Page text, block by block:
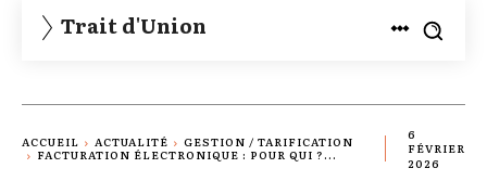
Trait d'Union
ACCUEIL ACTUALITÉ
GESTION / TARIFICATION
FACTURATION ÉLECTRONIQUE : POUR QUI ?...
6
FÉVRIER
2026